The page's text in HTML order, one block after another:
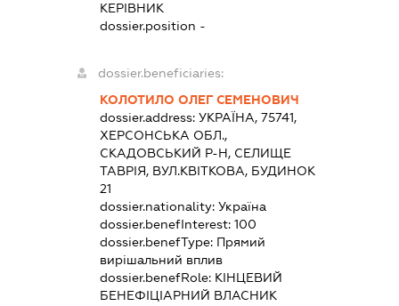
КЕРІВНИК
dossier.position -
dossier.beneficiaries:
КОЛОТИЛО ОЛЕГ СЕМЕНОВИЧ
dossier.address:УКРАЇНА, 75741,
ХЕРСОНСЬКА ОБЛ.,
СКАДОВСЬКИЙ Р-Н, СЕЛИЩЕ
ТАВРІЯ, ВУЛ.КВІТКОВА, БУДИНОК
21
dossier.nationality:Україна
dossier.benefInterest:100
dossier.benefType: Прямий
вирішальний вплив
dossier.benefRole: КІНЦЕВИЙ
БЕНЕФІЦІАРНИЙ ВЛАСНИК